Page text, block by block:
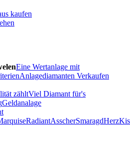
kaufen
Eine Wertanlage mit
Anlagediamanten Verkaufen
zähltViel Diamant für's
Geldanalage
RadiantAsscherSmaragdHerz